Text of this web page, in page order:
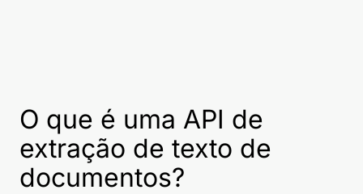
O que é uma API de
extração de texto de
documentos?